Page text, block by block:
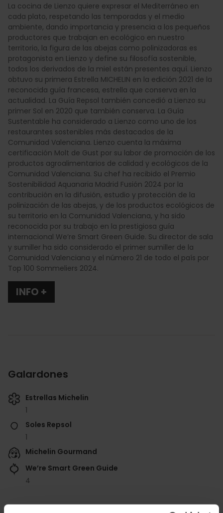
La cocina de Lienzo quiere expresar el Mediterráneo en
cada plato, respetando las temporadas y el medio
ambiente, dando importancia y presencia a los pequeños
productores que trabajan en ecológico en nuestro
territorio, la figura de las abejas como polinizadoras es
protagonista en Lienzo y define su filosofía sostenible,
todos los derivados de la miel están presentes aquí. Lienzo
obtuvo su primera Estrella MICHELIN en la edición 2021 de la
reconocida guía francesa, estrella que conserva en la
actualidad. La Guía Repsol también concedió a Lienzo su
primer Sol en 2020 que también conserva. La Guía
Sustentable ha considerado a Lienzo como uno de los
restaurantes sostenibles más destacados de la
Comunidad Valenciana. Lienzo cuenta la máxima
certificación Molt de Gust por su labor de promoción de los
productos agroalimentarios de calidad y ecológicos de la
Comunidad Valenciana. Su chef ha recibido el Premio
Sostenibilidad Aquanaria Madrid Fusión 2024 por la
contribución en la difusión, estudio y protección de la
polinización de las abejas, y de los productos ecológicos de
su territorio en la Comunidad Valenciana, y ha sido
reconocida por su trabajo en la prestigiosa guía
internacional We’re Smart Green Guide. Su director de sala
y sumiller ha sido considerado el primer sumiller de la
Comunidad Valenciana y el número 21 de todo el país por
Top 100 Sommeliers 2024.
INFO +
Galardones
Estrellas Michelin
1
Soles Repsol
1
Michelin Gourmand
We’re Smart Green Guide
4